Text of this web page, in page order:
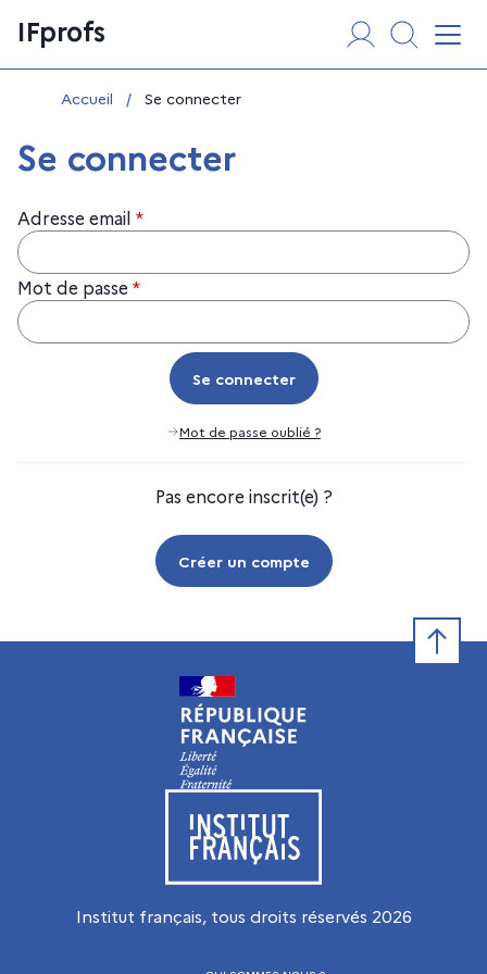
au
contenu
IFprofs
Vous êtes ici :
Accueil / Se connecter
Se connecter
Adresse email *
Mot de passe *
Se connecter
Se connecter
Mot de passe oublié ?
Pas encore inscrit(e) ?
Créer un compte
Visiter le site de l’Institut français
Institut français, tous droits réservés 2026